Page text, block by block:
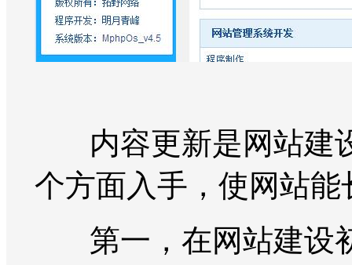
内容更新是网站建
个方面入手，使网站
第一，在网站建设